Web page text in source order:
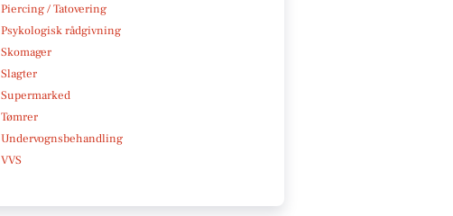
Piercing / Tatovering
Psykologisk rådgivning
Skomager
Slagter
Supermarked
Tømrer
Undervognsbehandling
VVS